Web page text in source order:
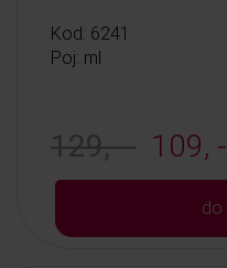
Kod: 6241
Poj: ml
129, - 109,
do